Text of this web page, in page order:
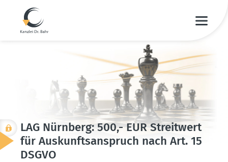
LAG Nürnberg: 500,- EUR Streitwert
für Auskunfts­an­spruch nach Art. 15
DSGVO